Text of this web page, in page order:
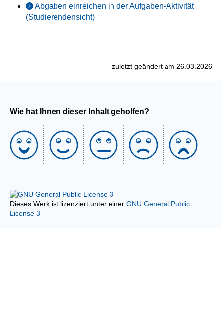
Abgaben einreichen in der Aufgaben-Aktivität
(Studierendensicht)
zuletzt geändert am 26.03.2026
Wie hat Ihnen dieser Inhalt geholfen?
Dieses Werk ist lizenziert unter einer GNU General Public
License 3